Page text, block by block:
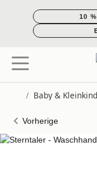
10
/ Baby & Kleinkind
Vorherige